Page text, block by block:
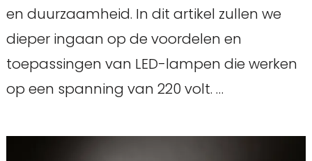
en duurzaamheid. In dit artikel zullen we
dieper ingaan op de voordelen en
toepassingen van LED-lampen die werken
op een spanning van 220 volt. …